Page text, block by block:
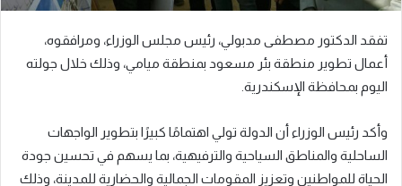
و
ن
ي
تفقد الدكتور مصطفى مدبولي، رئيس مجلس الوزراء، ومرافقوه،
أعمال تطوير منطقة بئر مسعود بمنطقة ميامي، وذلك خلال جولته
اليوم بمحافظة الإسكندرية.
وأكد رئيس الوزراء أن الدولة تولي اهتمامًا كبيرًا بتطوير الواجهات
الساحلية والمناطق السياحية والترفيهية، بما يسهم في تحسين جودة
الحياة للمواطنين وتعزيز المقومات الجمالية والحضارية للمدينة، وذلك